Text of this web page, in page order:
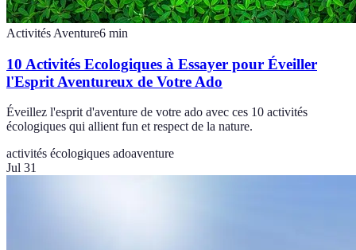
Activités Aventure6 min
10 Activités Ecologiques à Essayer pour Éveiller
l'Esprit Aventureux de Votre Ado
Éveillez l'esprit d'aventure de votre ado avec ces 10 activités
écologiques qui allient fun et respect de la nature.
activités écologiques adoaventure
Jul 31